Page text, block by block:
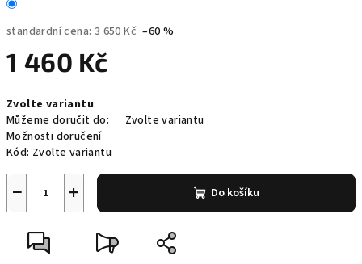
standardní cena: 3 650 Kč –60 %
1 460 Kč
cena:
Zvolte variantu
Můžeme doručit do:
Zvolte variantu
Možnosti doručení
Kód: Zvolte variantu
+
− Do košíku